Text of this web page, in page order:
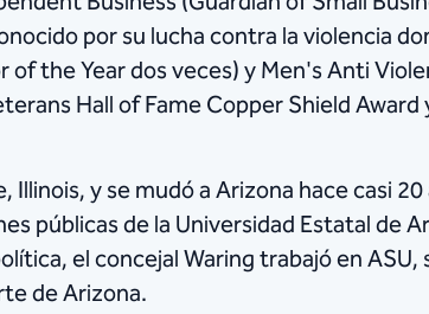
por su lucha contra la violencia
the Year dos veces) y Men's Anti
Hall of Fame Copper Shield
Illinois, y se mudó a ​Arizona hace casi
públicas de la Universidad Estatal de
el concejal Waring trabajó en
de Arizona.